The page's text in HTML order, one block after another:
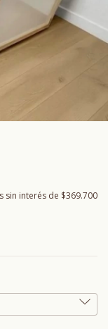
sin interés de $369.700